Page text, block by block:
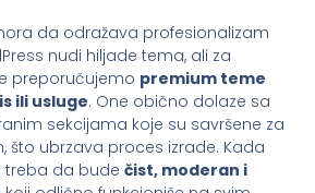
da odražava profesionalizam
nudi hiljade tema, ali za
preporučujemo premium teme
ili usluge. One obično dolaze sa
sekcijama koje su savršene za
što ubrzava proces izrade. Kada
treba da bude čist, moderan i